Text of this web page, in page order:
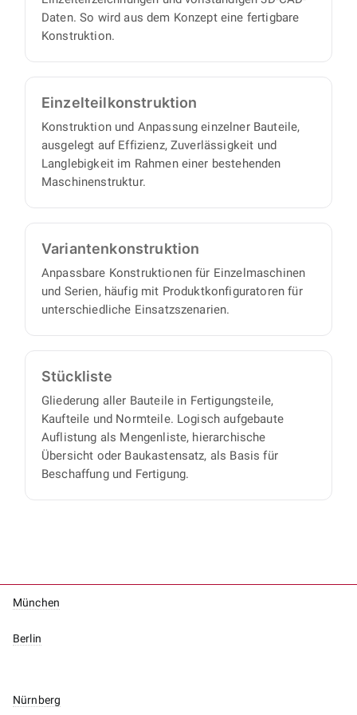
Daten. So wird aus dem Konzept eine fertigbare
Konstruktion.
Einzelteil­konstruktion
Konstruktion und Anpassung einzelner Bauteile,
ausgelegt auf Effizienz, Zuverlässigkeit und
Langlebigkeit im Rahmen einer bestehenden
Maschinenstruktur.
Varianten­konstruktion
Anpassbare Konstruktionen für Einzelmaschinen
und Serien, häufig mit Produktkonfiguratoren für
unterschiedliche Einsatzszenarien.
Stückliste
Gliederung aller Bauteile in Fertigungsteile,
Kaufteile und Normteile. Logisch aufgebaute
Auflistung als Mengenliste, hierarchische
Übersicht oder Baukastensatz, als Basis für
Beschaffung und Fertigung.
München
Berlin
Nürnberg